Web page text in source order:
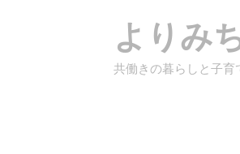
よりみ
共働きの暮らしと子育